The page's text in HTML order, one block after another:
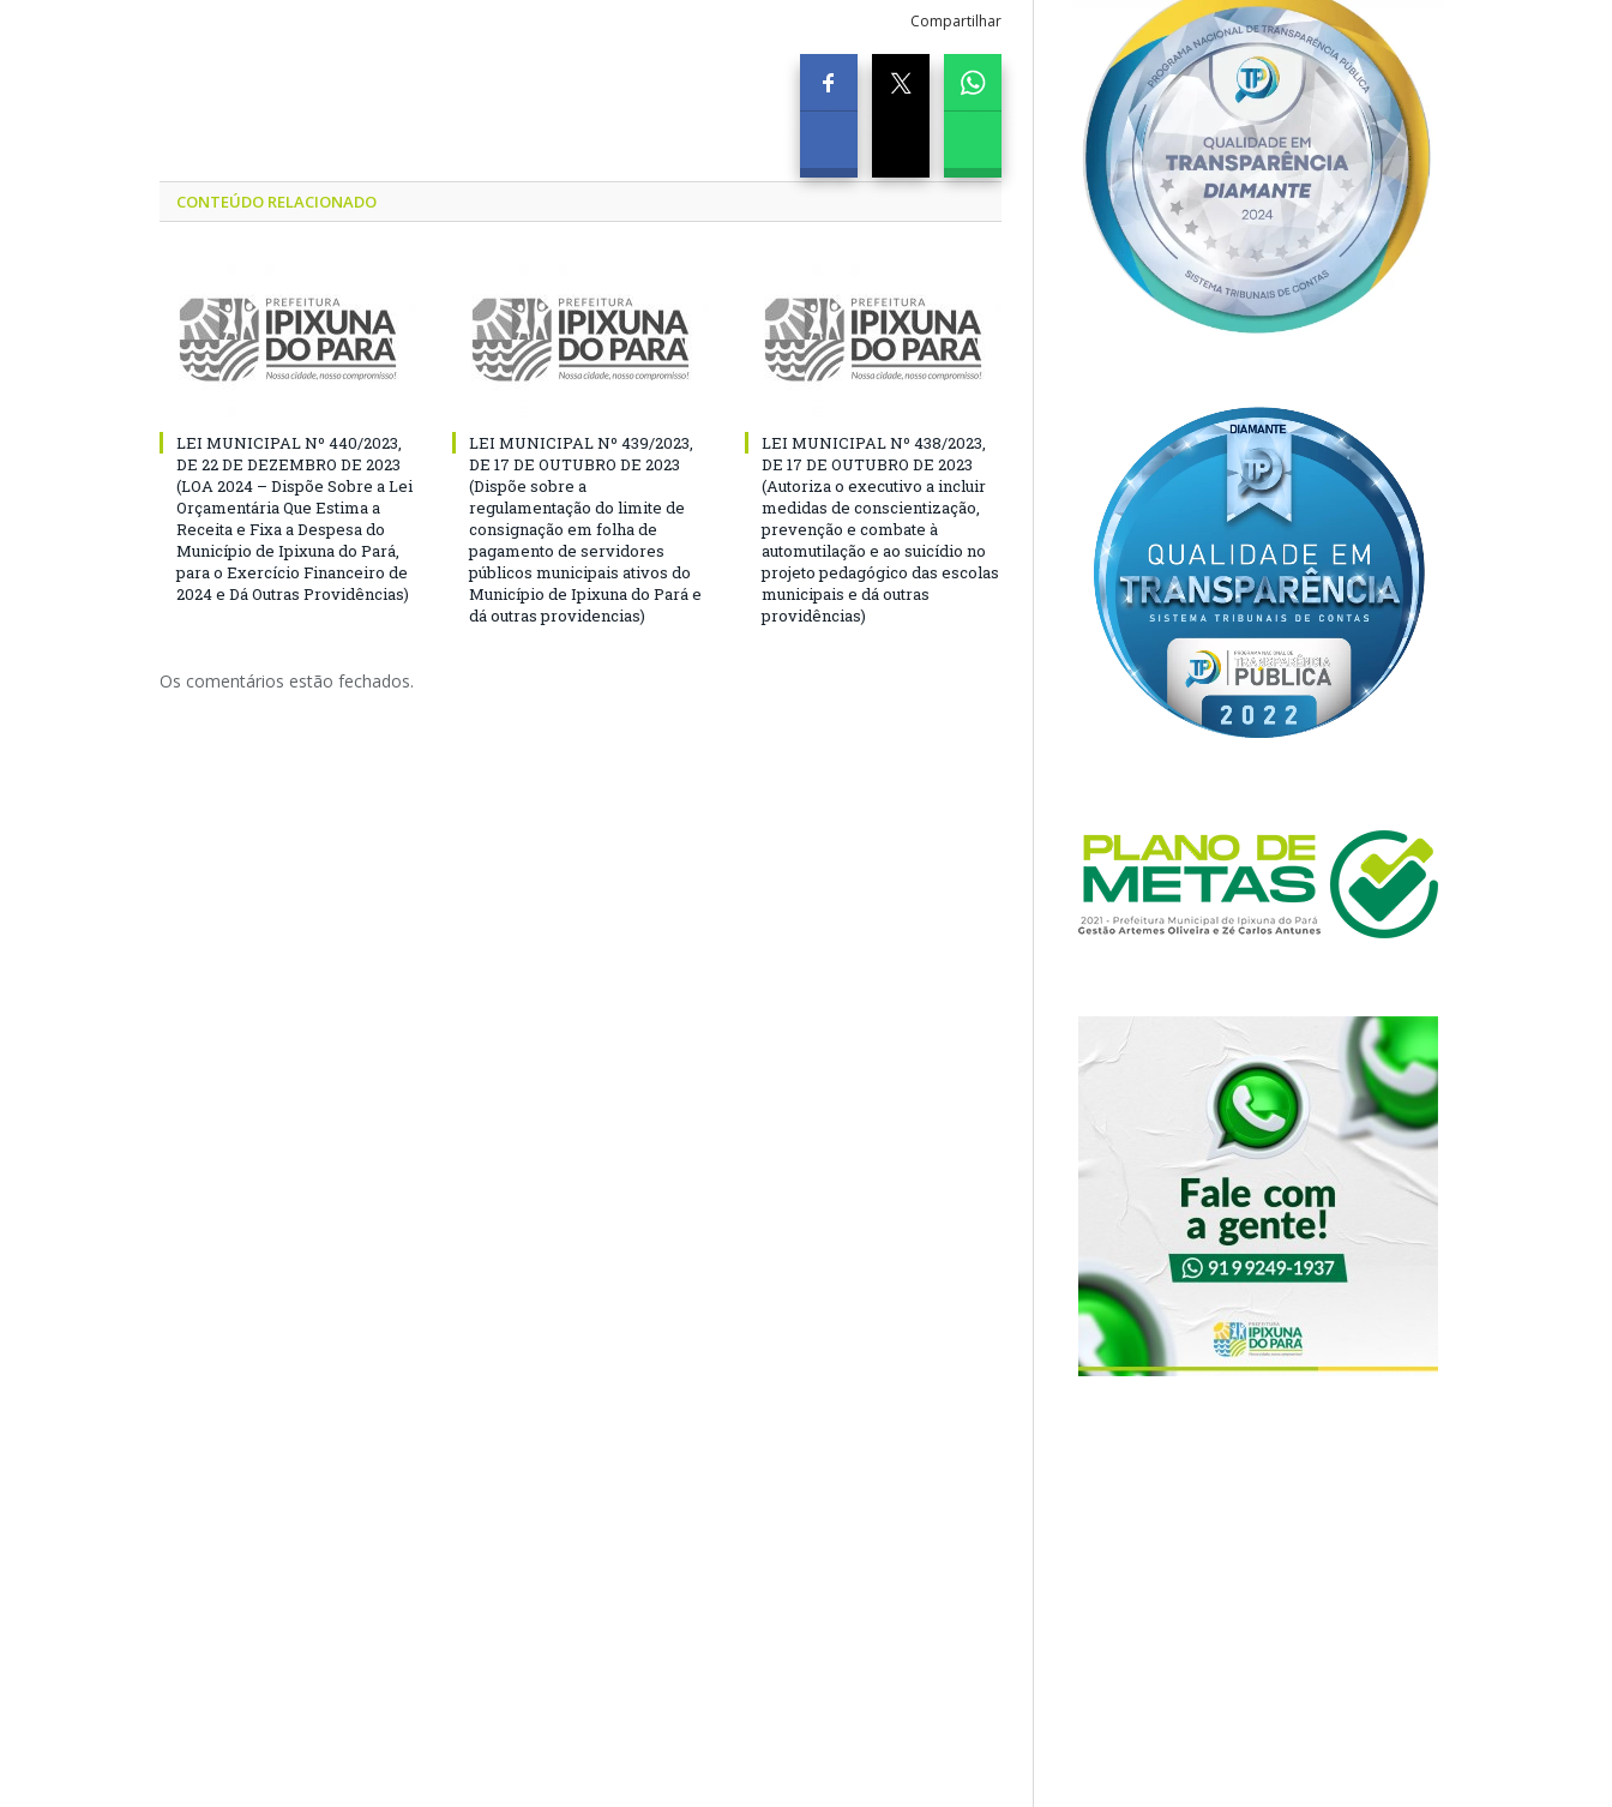
Compartilhar
CONTEÚDO RELACIONADO
LEI MUNICIPAL Nº 440/2023,
DE 22 DE DEZEMBRO DE 2023
(LOA 2024 – Dispõe Sobre a Lei
Orçamentária Que Estima a
Receita e Fixa a Despesa do
Município de Ipixuna do Pará,
para o Exercício Financeiro de
2024 e Dá Outras Providências)
LEI MUNICIPAL Nº 439/2023,
DE 17 DE OUTUBRO DE 2023
(Dispõe sobre a
regulamentação do limite de
consignação em folha de
pagamento de servidores
públicos municipais ativos do
Município de Ipixuna do Pará e
dá outras providencias)
LEI MUNICIPAL Nº 438/2023,
DE 17 DE OUTUBRO DE 2023
(Autoriza o executivo a incluir
medidas de conscientização,
prevenção e combate à
automutilação e ao suicídio no
projeto pedagógico das escolas
municipais e dá outras
providências)
Os comentários estão fechados.